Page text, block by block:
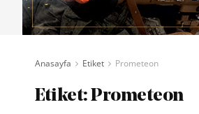
Anasayfa Etiket Prometeon
Etiket:Prometeon